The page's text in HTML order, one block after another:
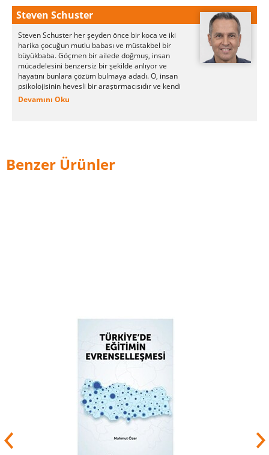
Steven Schuster
Steven Schuster her şeyden önce bir koca ve iki
harika çocuğun mutlu babası ve müstakbel bir
büyükbaba. Göçmen bir ailede doğmuş, insan
mücadelesini benzersiz bir şekilde anlıyor ve
hayatını bunlara çözüm bulmaya adadı. O, insan
psikolojisinin hevesli bir araştırmacısıdır ve kendi
tabiriyle, gençliğin pınarıdır.
Devamını Oku
Benzer Ürünler